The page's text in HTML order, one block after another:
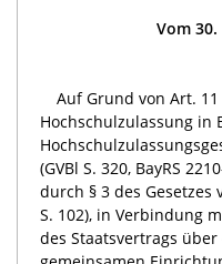
Vom
Auf Grund von Art.
Hochschulzulassung in
(GVBl S. 320, BayRS
durch § 3 des Gesetzes
S. 102), in Verbindung
des Staatsvertrags